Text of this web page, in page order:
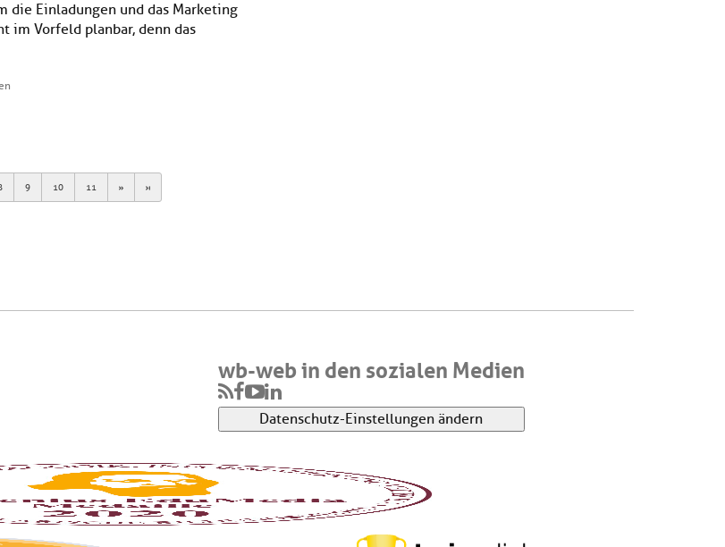
die Einladungen und das Marketing
im Vorfeld planbar, denn das
9 10 11 Next Last
wb-web in den sozialen Medien
Datenschutz-Einstellungen ändern